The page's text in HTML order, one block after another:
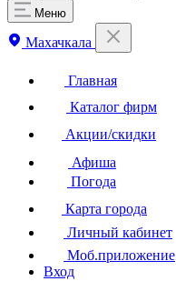
Меню
Махачкала
Главная
Каталог фирм
Акции/скидки
Афиша
Погода
Карта города
Личный кабинет
Моб.приложение
Вход